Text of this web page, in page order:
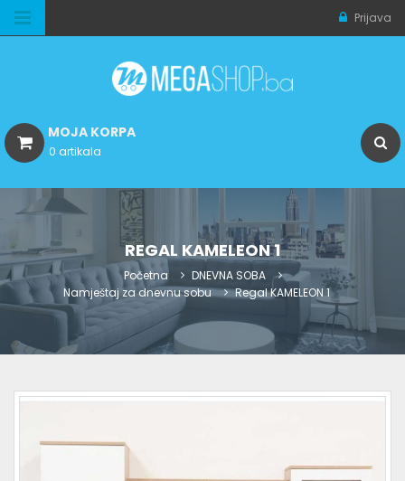
Prijava
MOJA KORPA
0 artikala
REGAL KAMELEON 1
Početna
DNEVNA SOBA
Namještaj za dnevnu sobu
Regal KAMELEON 1